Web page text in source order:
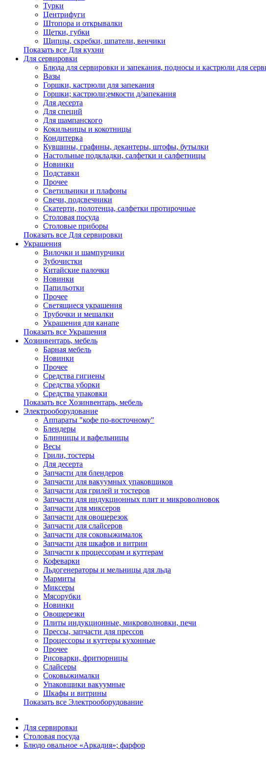
Турки
Центрифуги
Штопора и открывалки
Щетки, губки
Щипцы, скребки, шпатели, венчики
Показать все Для кухни
Для сервировки
Блюда для сервировки и запекания, подносы и кастрюли для
Вазы
Горшки, кастрюли для запекания
Горшки; кастрюли;емкости д/запекания
Для десерта
Для специй
Для шампанского
Кокильницы и кокотницы
Кондитерка
Кувшины, графины, декантеры, штофы, бутылки
Настольные подкладки, салфетки и салфетницы
Новинки
Подставки
Прочее
Светильники и плафоны
Свечи, подсвечники
Скатерти, полотенца, салфетки протирочные
Столовая посуда
Столовые приборы
Показать все Для сервировки
Украшения
Вилочки и шампурчики
Зубочистки
Китайские палочки
Новинки
Папильотки
Прочее
Светящиеся украшения
Трубочки и мешалки
Украшения для канапе
Показать все Украшения
Хозинвентарь, мебель
Барная мебель
Новинки
Прочее
Средства гигиены
Средства уборки
Средства упаковки
Показать все Хозинвентарь, мебель
Электрооборудование
Аппараты "кофе по-восточному"
Блендеры
Блинницы и вафельницы
Весы
Грили, тостеры
Для десерта
Запчасти для блендеров
Запчасти для вакуумных упаковщиков
Запчасти для грилей и тостеров
Запчасти для индукционных плит и микроволновок
Запчасти для миксеров
Запчасти для овощерезок
Запчасти для слайсеров
Запчасти для соковыжималок
Запчасти для шкафов и витрин
Запчасти к процессорам и куттерам
Кофеварки
Льдогенераторы и мельницы для льда
Мармиты
Миксеры
Мясорубки
Новинки
Овощерезки
Плиты индукционные, микроволновки, печи
Прессы, запчасти для прессов
Процессоры и куттеры кухонные
Прочее
Рисоварки, фритюрницы
Слайсеры
Соковыжималки
Упаковщики вакуумные
Шкафы и витрины
Показать все Электрооборудование
Для сервировки
Столовая посуда
Блюдо овальное «Аркадия»; фарфор